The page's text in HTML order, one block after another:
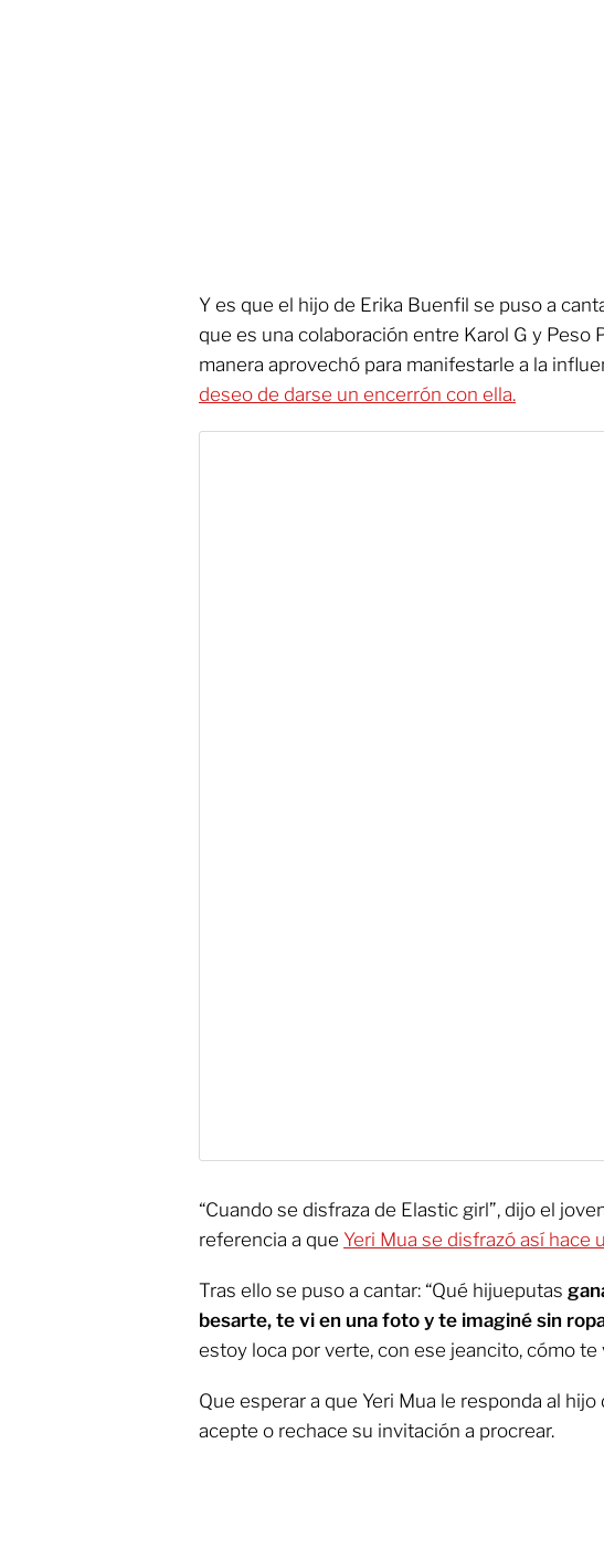
Y es que el hijo de Erika Buenfil se puso a
que es una colaboración entre Karol G y Peso
manera aprovechó para manifestarle a la
deseo de darse un encerrón con ella.
“Cuando se disfraza de Elastic girl”, dijo el
referencia a que Yeri Mua se disfrazó así hace
Tras ello se puso a cantar: “Qué hijueputas
besarte, te vi en una foto y te imaginé sin
estoy loca por verte, con ese jeancito, cómo te
Que esperar a que Yeri Mua le responda al
acepte o rechace su invitación a procrear.